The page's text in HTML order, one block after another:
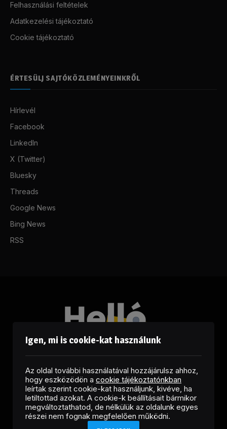
Felhasználási feltételek
Adatkezelési tájékoztató
Cookie tájékoztató
ÉRTESÜLJ SAJTÓKÖZLEMÉNYEINKRŐL
Hírlevél
Facebook
LinkedIn
X (Twitter)
Bluesky
Threads
Google News
Bing News
RSS
FacebookLinkedInX
(Twitter)
RSS
Igen, mi is cookie-kat használunk
Az oldal további használatával hozzájárulsz ahhoz,
hogy eszközödön a cookie tájékoztatónkban
leírtak szerint cookie-kat használjunk, kivéve, ha
letiltottad azokat. A cookie-k beállításait bármikor
megváltoztathatod, de nélkülük az oldalunk egyes
részei nem fognak megfelelően működni.